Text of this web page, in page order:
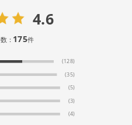
4.6
： 175件
(128)
(35)
(5)
(3)
(4)